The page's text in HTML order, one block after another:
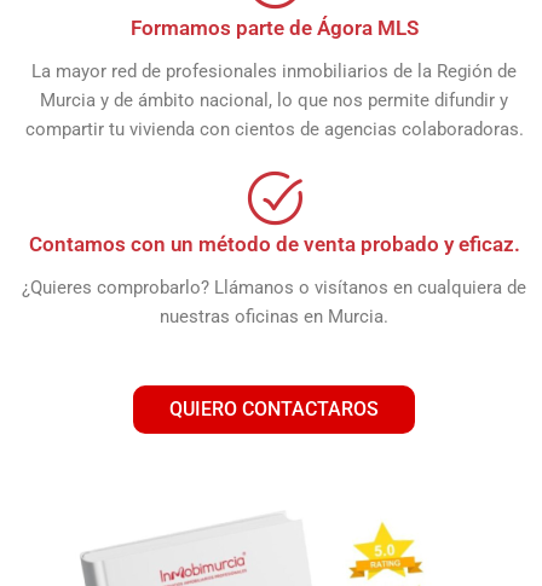
Formamos parte de Ágora MLS
La mayor red de profesionales inmobiliarios de la Región de
Murcia y de ámbito nacional, lo que nos permite difundir y
compartir tu vivienda con cientos de agencias colaboradoras.
Contamos con un método de venta probado y eficaz.
¿Quieres comprobarlo? Llámanos o visítanos en cualquiera de
nuestras oficinas en Murcia.
QUIERO CONTACTAROS